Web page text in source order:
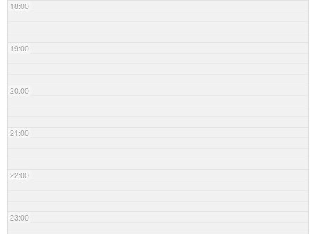
18:00
19:00
20:00
21:00
22:00
23:00